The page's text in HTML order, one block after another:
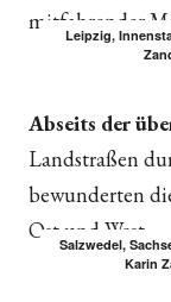
mitfahrender
Leipzig,
Abseits der
Landstraßen
bewunderten
Ost und West.
Salzwedel,
Karin